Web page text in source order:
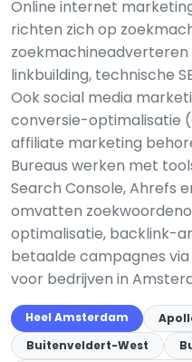
Online internet
richten zich op
zoekmachineadverteren
linkbuilding, technische
Ook social media
conversie-optimalisatie
affiliate marketing
Bureaus werken met
Search Console, Ahrefs
omvatten
optimalisatie, backlink-
betaalde campagnes via
voor bedrijven in
Heel Amsterdam
Buitenveldert-West